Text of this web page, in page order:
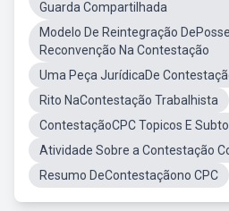
Guarda Compartilhada
Modelo De Reintegração
Reconvenção Na Contestação
Uma Peça JurídicaDe
Rito NaContestação Trabalhista
ContestaçãoCPC Topicos E
Atividade Sobre a Contestação
Resumo DeContestaçãono CPC